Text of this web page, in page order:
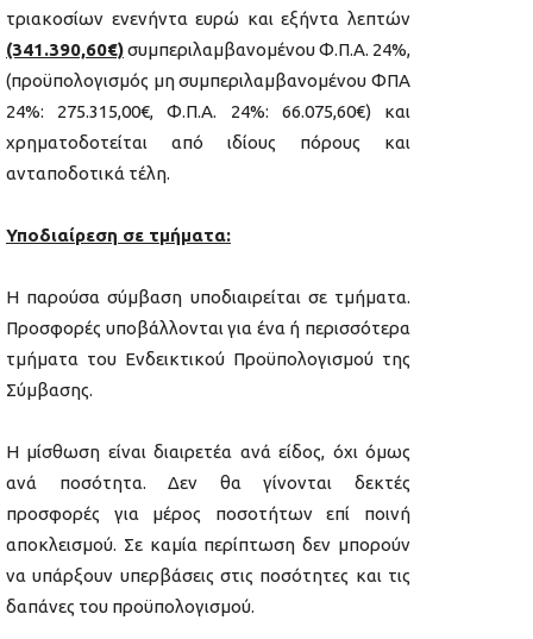
τριακοσίων ενενήντα ευρώ και εξήντα λεπτών
(341.390,60€)συμπεριλαμβανομένου Φ.Π.Α. 24%,
(προϋπολογισμός μη συμπεριλαμβανομένου ΦΠΑ
24%: 275.315,00€, Φ.Π.Α. 24%: 66.075,60€) και
χρηματοδοτείται από ιδίους πόρους και
ανταποδοτικά τέλη.
Υποδιαίρεση σε τμήματα:
Η παρούσα σύμβαση υποδιαιρείται σε τμήματα.
Προσφορές υποβάλλονται για ένα ή περισσότερα
τμήματα του Ενδεικτικού Προϋπολογισμού της
Σύμβασης.
Η μίσθωση είναι διαιρετέα ανά είδος, όχι όμως
ανά ποσότητα. Δεν θα γίνονται δεκτές
προσφορές για μέρος ποσοτήτων επί ποινή
αποκλεισμού. Σε καμία περίπτωση δεν μπορούν
να υπάρξουν υπερβάσεις στις ποσότητες και τις
δαπάνες του προϋπολογισμού.